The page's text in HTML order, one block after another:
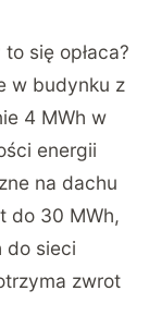
się opłaca?
w budynku z
4 MWh w
energii
na dachu
do 30 MWh,
do sieci
zwrot